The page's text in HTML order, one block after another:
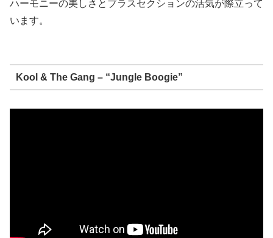
ハーモニーの美しさとブラスセクションの活気が際立って
います。
Kool & The Gang – “Jungle Boogie”